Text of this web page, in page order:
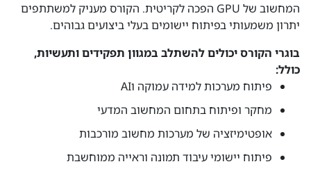
המחשוב של GPU הפכה לקריטית. הקורס מעניק למשתתפים
יתרון משמעותי בפיתוח יישומים בעלי ביצועים גבוהים.
בוגרי הקורס יכולים להשתלב במגוון תפקידים ותעשיות,
כולל:
פיתוח מערכות למידה עמוקה וAI
מחקר ופיתוח בתחום המחשוב המדעי
אופטימיזציה של מערכות מחשוב מורכבות
פיתוח יישומי עיבוד תמונה וראייה ממוחשבת